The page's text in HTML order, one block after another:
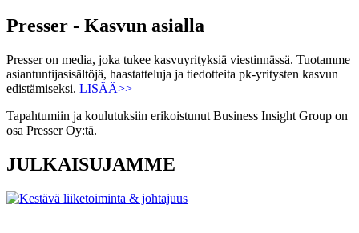
Presser - Kasvun asialla
Presser on media, joka tukee kasvuyrityksiä viestinnässä. Tuotamme
asiantuntijasisältöjä, haastatteluja ja tiedotteita pk-yritysten kasvun
edistämiseksi. LISÄÄ>>
Tapahtumiin ja koulutuksiin erikoistunut Business Insight Group on
osa Presser Oy:tä.
JULKAISUJAMME